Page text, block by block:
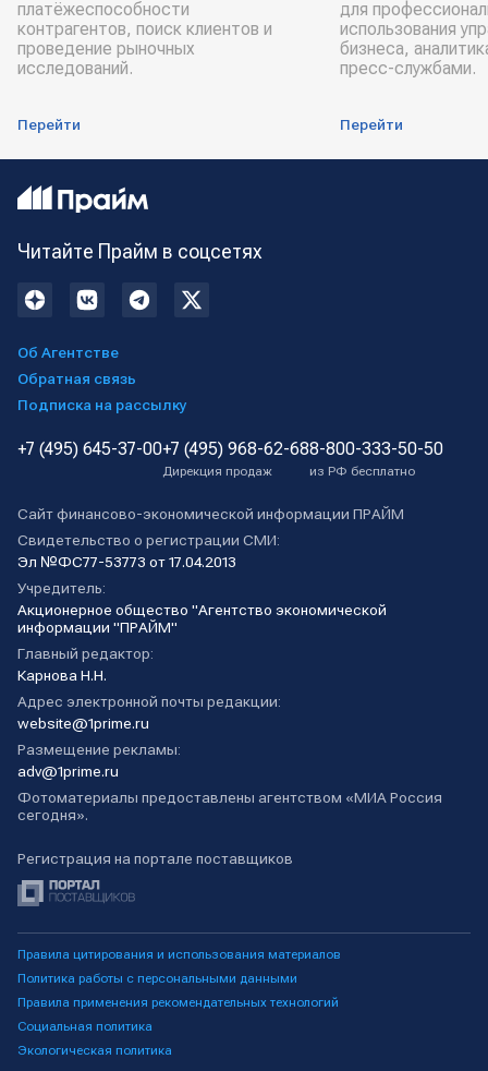
платёжеспособности
контрагентов, поиск клиентов и
проведение рыночных
исследований.
Перейти
для
использования
бизнеса,
пресс-службами.
Перейти
Читайте Прайм в соцсетях
Об Агентстве
Обратная связь
Подписка на рассылку
+7 (495) 645-37-00+7 (495) 968-62-68
Дирекция продаж
8-800-333-50-50
из РФ бесплатно
Сайт финансово-экономической информации ПРАЙМ
Свидетельство о регистрации СМИ:
Эл №ФС77-53773 от 17.04.2013
Учредитель:
Акционерное общество "Агентство экономической
информации "ПРАЙМ"
Главный редактор:
Карнова Н.Н.
Адрес электронной почты редакции:
website@1prime.ru
Размещение рекламы:
adv@1prime.ru
Фотоматериалы предоставлены агентством «МИА Россия
сегодня».
Регистрация на портале поставщиков
Правила цитирования и использования материалов
Политика работы с персональными данными
Правила применения рекомендательных технологий
Социальная политика
Экологическая политика